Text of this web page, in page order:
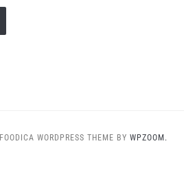
FOODICA WORDPRESS THEME BY WPZOOM.